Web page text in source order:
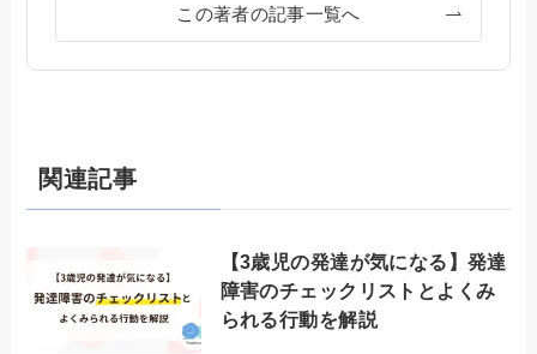
この著者の記事一覧へ
関連記事
【3歳児の発達が気になる】発達
障害のチェックリストとよくみ
られる行動を解説